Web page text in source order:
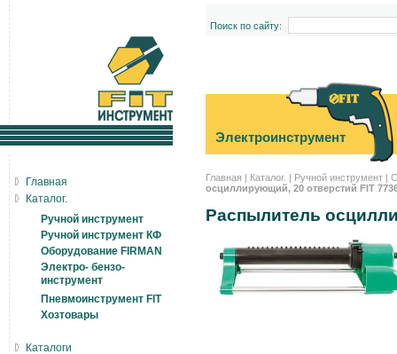
Поиск по сайту:
Электроинструмент
Главная | Каталог. | Ручной инструмент |
осциллирующий, 20 отверстий FIT
Распылитель
Главная
Каталог.
Ручной инструмент
Ручной инструмент КФ
Оборудование FIRMAN
Электро- бензо-
инструмент
Пневмоинструмент FIT
Хозтовары
Каталоги